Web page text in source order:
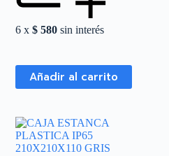
6 x$ 580 sin interés
Añadir al carrito